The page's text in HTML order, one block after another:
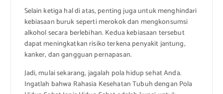
Selain ketiga hal di atas, penting juga untuk menghindari
kebiasaan buruk seperti merokok dan mengkonsumsi
alkohol secara berlebihan. Kedua kebiasaan tersebut
dapat meningkatkan risiko terkena penyakit jantung,
kanker, dan gangguan pernapasan.
Jadi, mulai sekarang, jagalah pola hidup sehat Anda.
Ingatlah bahwa Rahasia Kesehatan Tubuh dengan Pola